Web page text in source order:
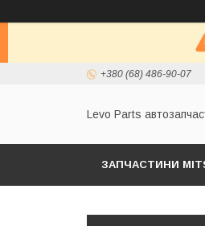
+380 (68) 486-90-07
Levo Parts
ЗАПЧАСТИНИ